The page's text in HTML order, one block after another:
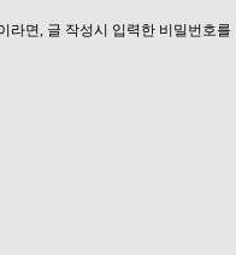
라면, 글 작성시 입력한 비밀번호를